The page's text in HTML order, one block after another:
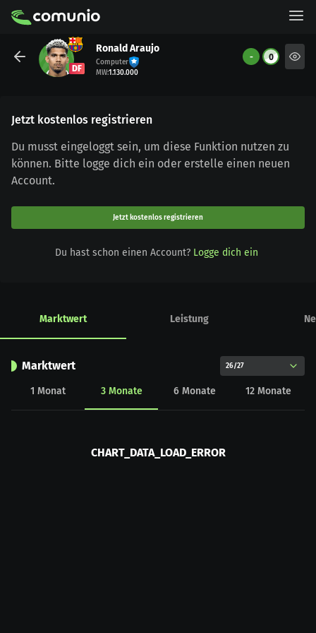
DF
Ronald Araujo
Computer
MW:1.130.000
- 0
Jetzt kostenlos registrieren
Du musst eingeloggt sein, um diese Funktion nutzen zu
können. Bitte logge dich ein oder erstelle einen neuen
Account.
Jetzt kostenlos registrieren
Du hast schon einen Account? Logge dich ein
Marktwert Leistung
Marktwert 26/27
1 Monat 3 Monate 6 Monate 12 Monate
CHART_DATA_LOAD_ERROR